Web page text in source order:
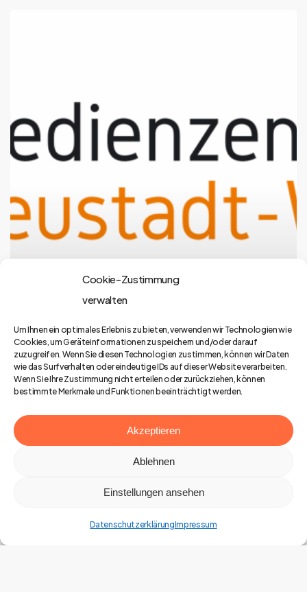
Cookie-Zustimmung
verwalten
Um Ihnen ein optimales Erlebnis zu bieten, verwenden wir Technologien wie
Cookies, um Geräteinformationen zu speichern und/oder darauf
zuzugreifen. Wenn Sie diesen Technologien zustimmen, können wir Daten
wie das Surfverhalten oder eindeutige IDs auf dieser Website verarbeiten.
Wenn Sie Ihre Zustimmung nicht erteilen oder zurückziehen, können
bestimmte Merkmale und Funktionen beeinträchtigt werden.
Akzeptieren
Ablehnen
Einstellungen ansehen
DatenschutzerklärungImpressum